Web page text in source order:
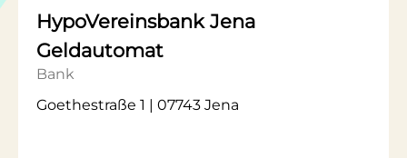
HypoVereinsbank Jena
Geldautomat
Bank
Goethestraße 1 | 07743 Jena